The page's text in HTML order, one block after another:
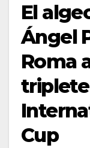
El
Ángel
Roma
Cup